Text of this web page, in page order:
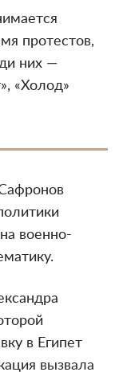
протестов,
них —
«Холод»
военно-
в Египет
вызвала